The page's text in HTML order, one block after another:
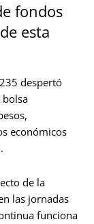
fondos
esta
despertó
bolsa
económicos
de la
las jornadas
funciona